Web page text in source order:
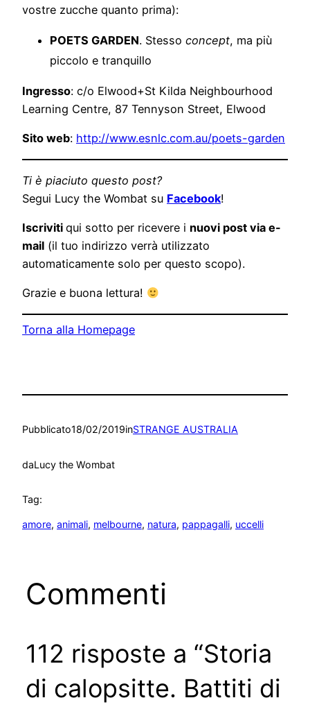
vostre zucche quanto prima):
POETS GARDEN. Stesso concept, ma più
piccolo e tranquillo
Ingresso: c/o Elwood+St Kilda Neighbourhood
Learning Centre, 87 Tennyson Street, Elwood
Sito web: http://www.esnlc.com.au/poets-garden
Ti è piaciuto questo post?
Segui Lucy the Wombat su Facebook!
Iscriviti qui sotto per ricevere i nuovi post via e-
mail (il tuo indirizzo verrà utilizzato
automaticamente solo per questo scopo).
Grazie e buona lettura!
Torna alla Homepage
Pubblicato18/02/2019inSTRANGE AUSTRALIA
daLucy the Wombat
Tag:
amore, animali, melbourne, natura, pappagalli, uccelli
Commenti
112 risposte a “Storia
di calopsitte. Battiti di